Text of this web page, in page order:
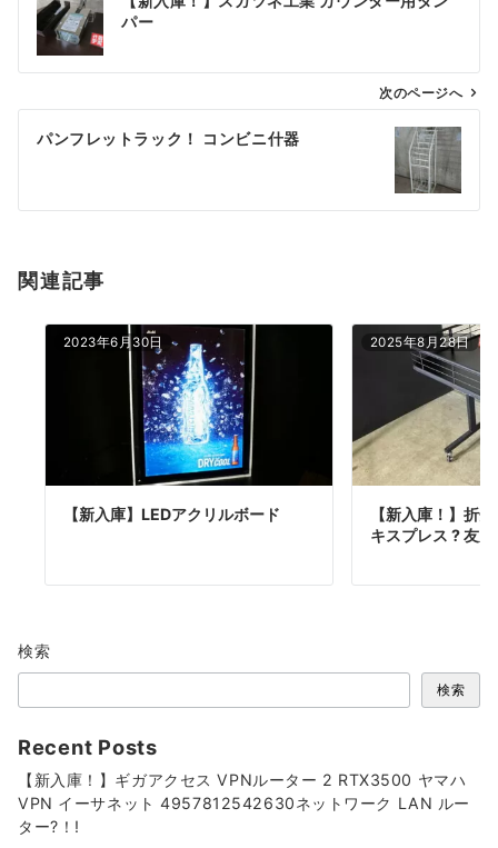
ビ
ン
パー
次のページへ
パンフレットラック！ コンビニ什器
関連記事
2023年6月30日
【新入庫】LEDアクリルボード
2025年8月28日
【新入庫！】折
キスプレス ? 友
検索
検索
Recent Posts
【新入庫！】ギガアクセス VPNルーター 2 RTX3500 ヤマハ
VPN イーサネット 4957812542630ネットワーク LAN ルー
ター?！!